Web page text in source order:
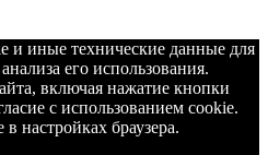
иные технические данные для
его использования.
включая нажатие кнопки
с использованием cookie.
настройках браузера.